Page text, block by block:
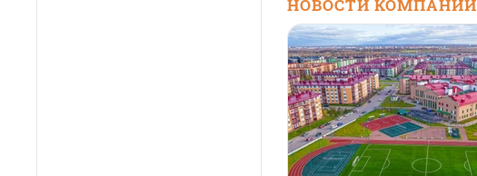
НОВОСТИ КОМПАНИЙ